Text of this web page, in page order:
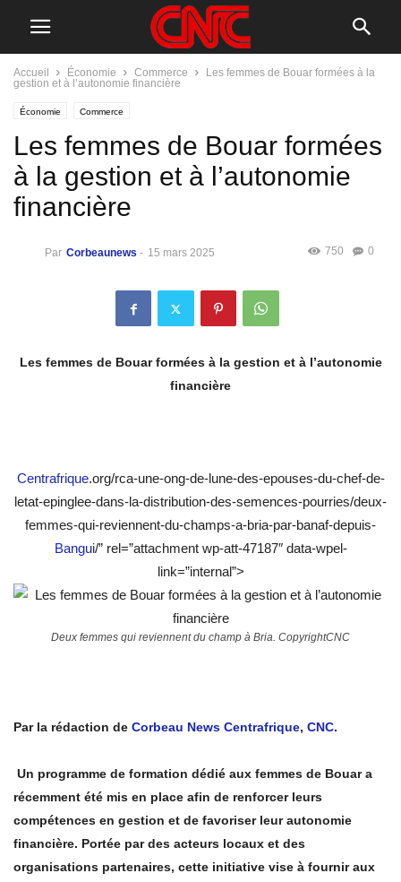
Accueil Économie Commerce
Les femmes de Bouar formées à la
gestion et à l’autonomie financière
Économie Commerce
Les femmes de Bouar formées
à la gestion et à l’autonomie
financière
Par Corbeaunews - 15 mars 2025 0
750
Les femmes de Bouar formées à la gestion et à l’autonomie
financière
Centrafrique.org/rca-une-ong-de-lune-des-epouses-du-chef-de-
letat-epinglee-dans-la-distribution-des-semences-pourries/deux-
femmes-qui-reviennent-du-champs-a-bria-par-banaf-depuis-
Bangui/” rel=”attachment wp-att-47187″ data-wpel-
link=”internal”>
Deux femmes qui reviennent du champ à Bria. CopyrightCNC
Par la rédaction de Corbeau News Centrafrique, CNC.
Un programme de formation dédié aux femmes de Bouar a
récemment été mis en place afin de renforcer leurs
compétences en gestion et de favoriser leur autonomie
financière. Portée par des acteurs locaux et des
organisations partenaires, cette initiative vise à fournir aux